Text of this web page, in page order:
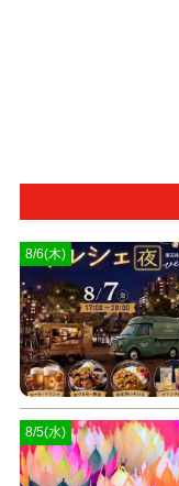
8/6(木)
8/5(水)